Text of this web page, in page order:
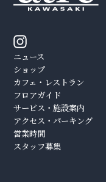
ニュース
ショップ
カフェ・レストラン
フロアガイド
サービス・施設案内
アクセス・パーキング
営業時間
スタッフ募集